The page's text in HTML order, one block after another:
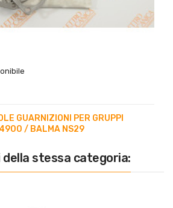
GUARNIZIONI PER GRUPPI
/ BALMA NS29
stessa categoria: